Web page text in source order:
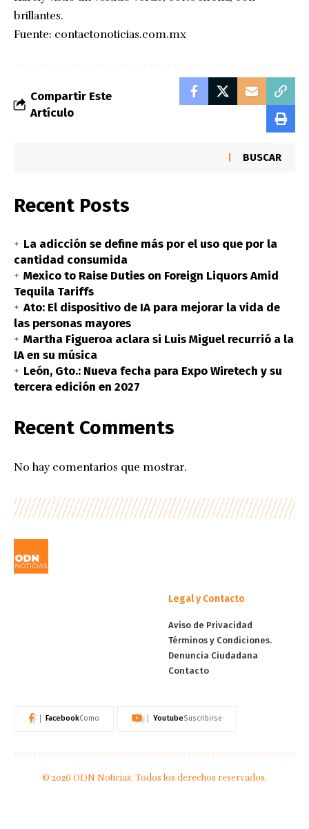
brillantes.
Fuente: contactonoticias.com.mx
Compartir Este
Artículo
BUSCAR
Recent Posts
La adicción se define más por el uso que por la
cantidad consumida
Mexico to Raise Duties on Foreign Liquors Amid
Tequila Tariffs
Ato: El dispositivo de IA para mejorar la vida de
las personas mayores
Martha Figueroa aclara si Luis Miguel recurrió a la
IA en su música
León, Gto.: Nueva fecha para Expo Wiretech y su
tercera edición en 2027
Recent Comments
No hay comentarios que mostrar.
Legal y Contacto
Aviso de Privacidad
Términos y Condiciones.
Denuncia Ciudadana
Contacto
FacebookComo YoutubeSuscribirse
© 2026 ODN Noticias. Todos los derechos reservados.